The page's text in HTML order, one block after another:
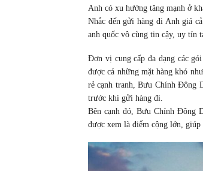
Anh có xu hướng tăng mạnh ở
Nhắc đến gửi hàng đi Anh giá
anh quốc vô cùng tin cậy, uy tín
Đơn vị cung cấp đa dạng các
được cả những mặt hàng khó
rẻ cạnh tranh, Bưu Chính Đông
trước khi gửi hàng đi.
Bên cạnh đó, Bưu Chính Đông
được xem là điểm cộng lớn,